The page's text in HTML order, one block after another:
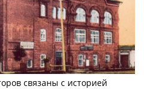
связаны с историей